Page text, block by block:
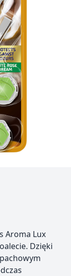
Aroma Lux
Dzięki